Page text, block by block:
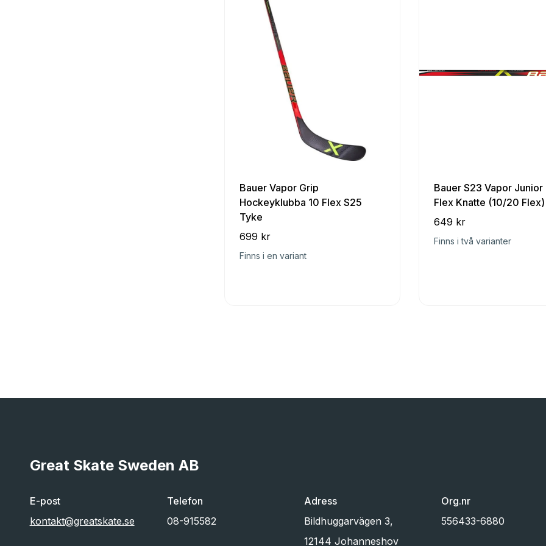
Bauer Vapor Grip
Hockeyklubba 10 Flex S25
Tyke
699 kr
Finns i en variant
Bauer S23 Vapor Junior
Flex Knatte (10/20 Flex)
649 kr
Finns i två varianter
Great Skate Sweden AB
E-post
kontakt@greatskate.se
Telefon
08-915582
Adress
Bildhuggarvägen 3,
12144 Johanneshov
Org.nr
556433-6880